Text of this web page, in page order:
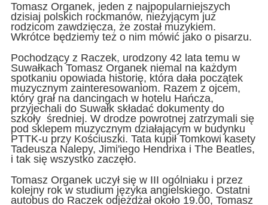
Tomasz Organek, jeden z najpopularniejszych
dzisiaj polskich rockmanów, nieżyjącym już
rodzicom zawdzięcza, że został muzykiem.
Wkrótce będziemy też o nim mówić jako o pisarzu.
Pochodzący z Raczek, urodzony 42 lata temu w
Suwałkach Tomasz Organek niemal na każdym
spotkaniu opowiada historię, która dała początek
muzycznym zainteresowaniom. Razem z ojcem,
który grał na dancingach w hotelu Hańcza,
przyjechali do Suwałk składać dokumenty do
szkoły średniej. W drodze powrotnej zatrzymali się
pod sklepem muzycznym działającym w budynku
PTTK-u przy Kościuszki. Tata kupił Tomkowi kasety
Tadeusza Nalepy, Jimi'iego Hendrixa i The Beatles,
i tak się wszystko zaczęło.
Tomasz Organek uczył się w III ogólniaku i przez
kolejny rok w studium języka angielskiego. Ostatni
autobus do Raczek odjeżdżał około 19.00, Tomasz